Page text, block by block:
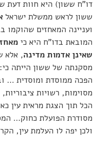
דו"ח ששון) היא חוות דעת
ששון לראש ממשלת ישראל
ועניינה המאחזים שהוקמו
המובאת בדו"ח היא כי
שאינן אדמות מדינה, אלא
מסקנתה של ששון הייתה
הפכה ממוסדת ומוסדית …
מסוימות, רשויות
הכל תוך הצגת מראית עין
מסודרת הפועלת כחוק…
ולכן יפה לו העלמת עין,